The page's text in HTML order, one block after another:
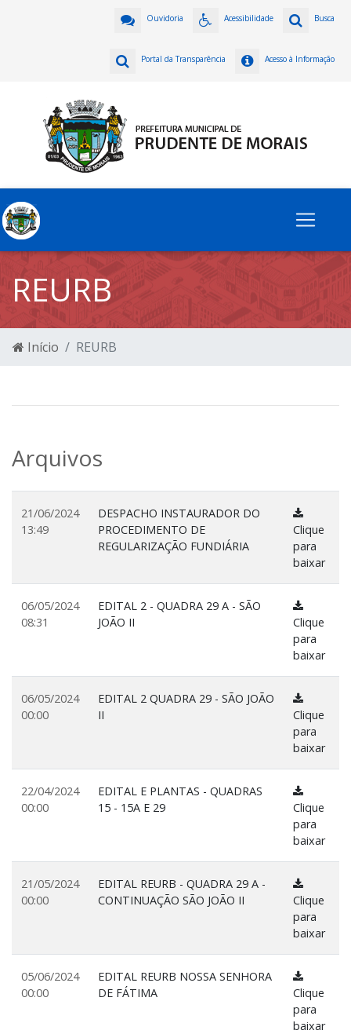
Busca
Acessibilidade
Ouvidoria
Acesso à Informação
Portal da Transparência
REURB
Início REURB
Arquivos
21/06/2024
13:49
DESPACHO INSTAURADOR DO
PROCEDIMENTO DE
REGULARIZAÇÃO FUNDIÁRIA
Clique
para
baixar
06/05/2024
08:31
EDITAL 2 - QUADRA 29 A - SÃO
JOÃO II
Clique
para
baixar
06/05/2024
00:00
EDITAL 2 QUADRA 29 - SÃO JOÃO
II
Clique
para
baixar
22/04/2024
00:00
EDITAL E PLANTAS - QUADRAS
15 - 15A E 29
Clique
para
baixar
21/05/2024
00:00
EDITAL REURB - QUADRA 29 A -
CONTINUAÇÃO SÃO JOÃO II
Clique
para
baixar
05/06/2024
00:00
EDITAL REURB NOSSA SENHORA
DE FÁTIMA
Clique
para
baixar